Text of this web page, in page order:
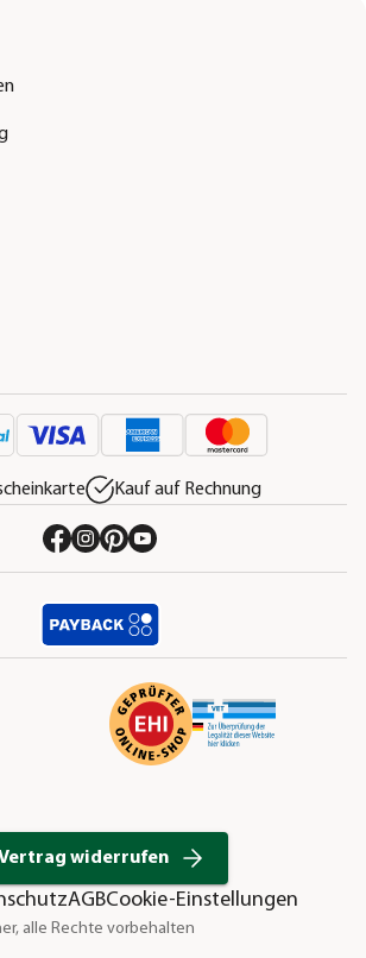
Kauf auf Rechnung
widerrufen
AGBCookie-Einstellungen
alle Rechte vorbehalten